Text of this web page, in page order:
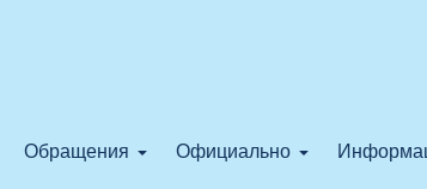
Обращения Официально